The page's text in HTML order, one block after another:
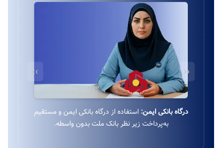
درگاه بانکی ایمن: استفاده از درگاه بانکی ایمن و مستقیم
به‌پرداخت زیر نظر بانک ملت بدون واسطه.
‹‹
››